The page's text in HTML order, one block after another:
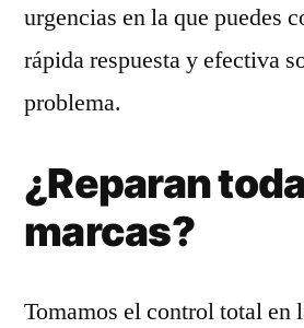
urgencias en la que puedes
rápida respuesta y efectiva
problema.
¿Reparan
marcas?
Tomamos el control total en